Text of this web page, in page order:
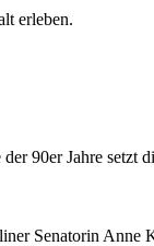
erleben.
90er Jahre setzt
Senatorin Anne